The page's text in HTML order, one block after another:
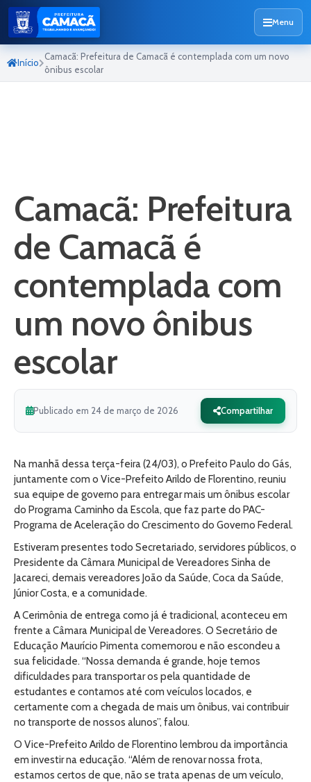
Menu
Início
Camacã: Prefeitura de Camacã é contemplada com um novo
ônibus escolar
Camacã: Prefeitura
de Camacã é
contemplada com
um novo ônibus
escolar
Publicado em 24 de março de 2026 Compartilhar
Na manhã dessa terça-feira (24/03), o Prefeito Paulo do Gás,
juntamente com o Vice-Prefeito Arildo de Florentino, reuniu
sua equipe de governo para entregar mais um ônibus escolar
do Programa Caminho da Escola, que faz parte do PAC-
Programa de Aceleração do Crescimento do Governo Federal.
Estiveram presentes todo Secretariado, servidores públicos, o
Presidente da Câmara Municipal de Vereadores Sinha de
Jacareci, demais vereadores João da Saúde, Coca da Saúde,
Júnior Costa, e a comunidade.
A Cerimônia de entrega como já é tradicional, aconteceu em
frente a Câmara Municipal de Vereadores. O Secretário de
Educação Maurício Pimenta comemorou e não escondeu a
sua felicidade. “Nossa demanda é grande, hoje temos
dificuldades para transportar os pela quantidade de
estudantes e contamos até com veículos locados, e
certamente com a chegada de mais um ônibus, vai contribuir
no transporte de nossos alunos”, falou.
O Vice-Prefeito Arildo de Florentino lembrou da importância
em investir na educação. “Além de renovar nossa frota,
estamos certos de que, não se trata apenas de um veículo,